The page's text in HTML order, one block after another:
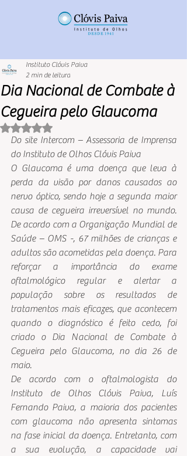
Dia Nacional de Combate à
Cegueira pelo Glaucoma
Instituto Clóvis Paiva
2 min de leitura
Avaliado com NaN de 5 estrelas.
Do site Intercom – Assessoria de Imprensa
do Instituto de Olhos Clóvis Paiva
O Glaucoma é uma doença que leva à
perda da visão por danos causados ao
nervo óptico, sendo hoje a segunda maior
causa de cegueira irreversível no mundo.
De acordo com a Organização Mundial de
Saúde – OMS -, 67 milhões de crianças e
adultos são acometidas pela doença. Para
reforçar a importância do exame
oftalmológico regular e alertar a
população sobre os resultados de
tratamentos mais eficazes, que acontecem
quando o diagnóstico é feito cedo, foi
criado o Dia Nacional de Combate à
Cegueira pelo Glaucoma, no dia 26 de
maio.
De acordo com o oftalmologista do
Instituto de Olhos Clóvis Paiva, Luís
Fernando Paiva, a maioria dos pacientes
com glaucoma não apresenta sintomas
na fase inicial da doença. Entretanto, com
a sua evolução, a capacidade vai